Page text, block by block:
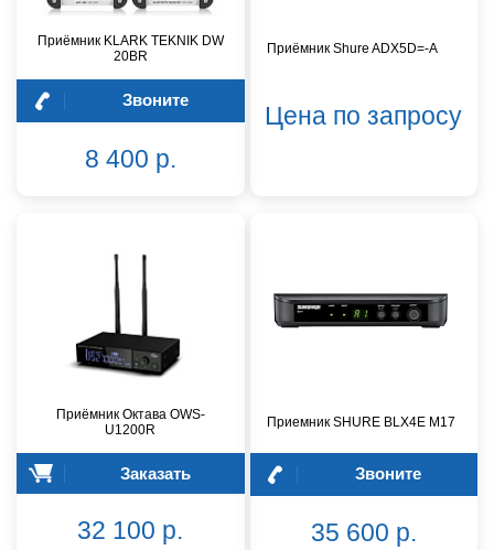
Приёмник KLARK TEKNIK DW
20BR
Звоните
8 400 р.
Приёмник Shure ADX5D=-A
Цена по запросу
Приёмник Октава OWS-
U1200R
Заказать
32 100 р.
Приемник SHURE BLX4E M17
Звоните
35 600 р.